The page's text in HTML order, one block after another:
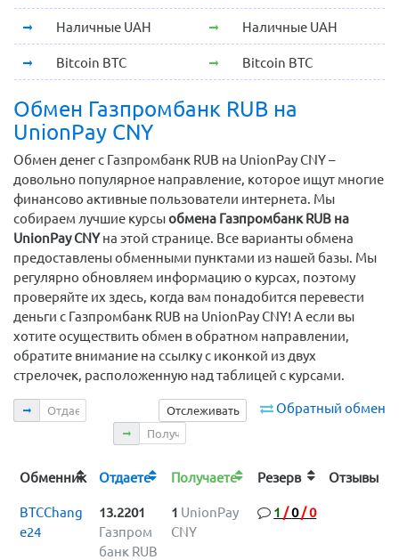
Наличные UAH Наличные UAH
Bitcoin BTC Bitcoin BTC
Обмен Газпромбанк RUB на
UnionPay CNY
Обмен денег с Газпромбанк RUB на UnionPay CNY –
довольно популярное направление, которое ищут многие
финансово активные пользователи интернета. Мы
собираем лучшие курсыобмена Газпромбанк RUB на
UnionPay CNYна этой странице. Все варианты обмена
предоставлены обменными пунктами из нашей базы. Мы
регулярно обновляем информацию о курсах, поэтому
проверяйте их здесь, когда вам понадобится перевести
деньги с Газпромбанк RUB на UnionPay CNY! А если вы
хотите осуществить обмен в обратном направлении,
обратите внимание на ссылку с иконкой из двух
стрелочек, расположенную над таблицей с курсами.
Обратный обмен
Отслеживать
Отдаете
Получаете
Обменник Отдаете Получаете Резерв Отзывы
BTCChang
e24
13.2201
Газпром
банк RUB
1 UnionPay
CNY
1 /0/0